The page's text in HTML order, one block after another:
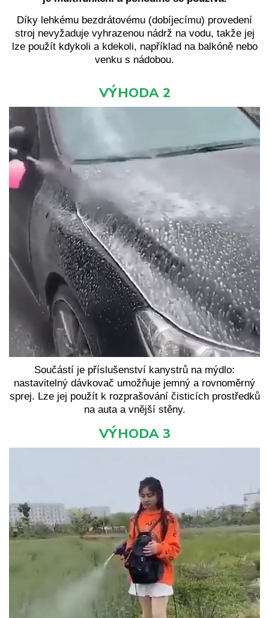
Díky lehkému bezdrátovému (dobíjecímu) provedení
stroj nevyžaduje vyhrazenou nádrž na vodu, takže jej
lze použít kdykoli a kdekoli, například na balkóně nebo
venku s nádobou.
VÝHODA 2
Součástí je příslušenství kanystrů na mýdlo:
nastavitelný dávkovač umožňuje jemný a rovnoměrný
sprej. Lze jej použít k rozprašování čisticích prostředků
na auta a vnější stěny.
VÝHODA 3